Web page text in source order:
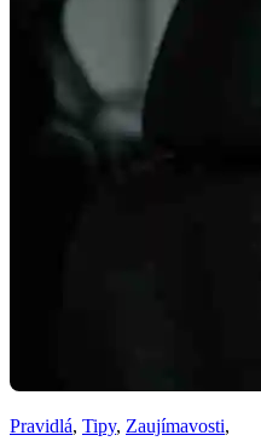
Pravidlá, Tipy, Zaujímavosti,